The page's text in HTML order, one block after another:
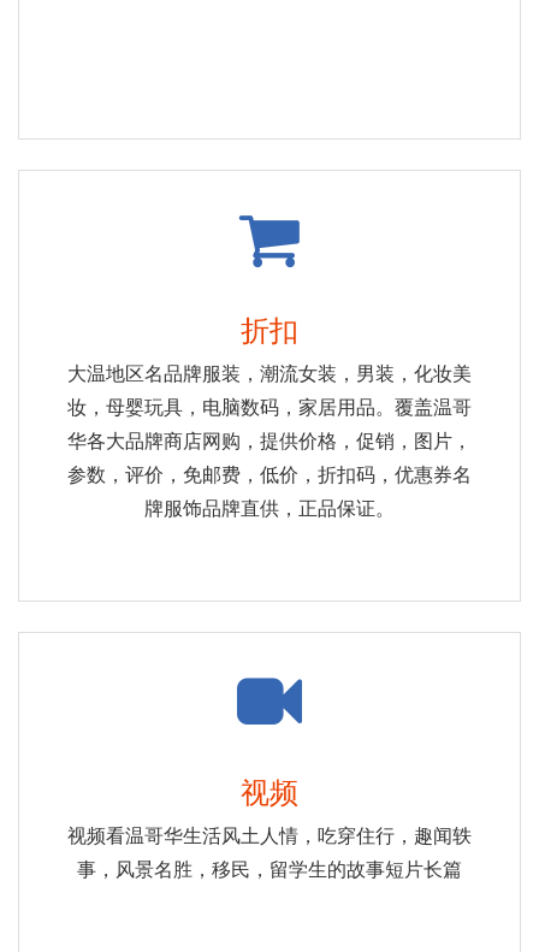
折扣
大温地区名品牌服装，潮流女装，男装，化妆美
妆，母婴玩具，电脑数码，家居用品。覆盖温哥
华各大品牌商店网购，提供价格，促销，图片，
参数，评价，免邮费，低价，折扣码，优惠券名
牌服饰品牌直供，正品保证。
视频
视频看温哥华生活风土人情，吃穿住行，趣闻轶
事，风景名胜，移民，留学生的故事短片长篇